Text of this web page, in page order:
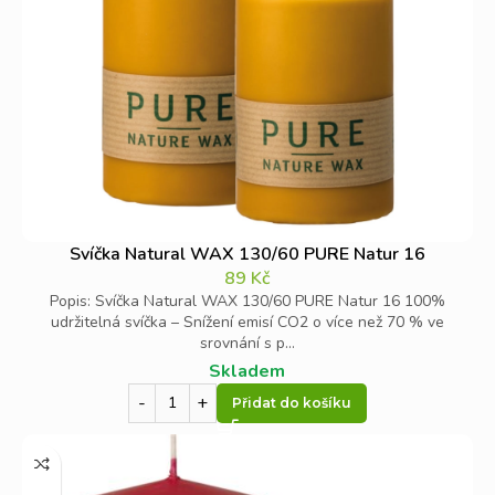
Svíčka Natural WAX 130/60 PURE Natur 16
89 Kč
Popis: Svíčka Natural WAX 130/60 PURE Natur 16 100%
udržitelná svíčka – Snížení emisí CO2 o více než 70 % ve
srovnání s p...
Skladem
Přidat do košíku